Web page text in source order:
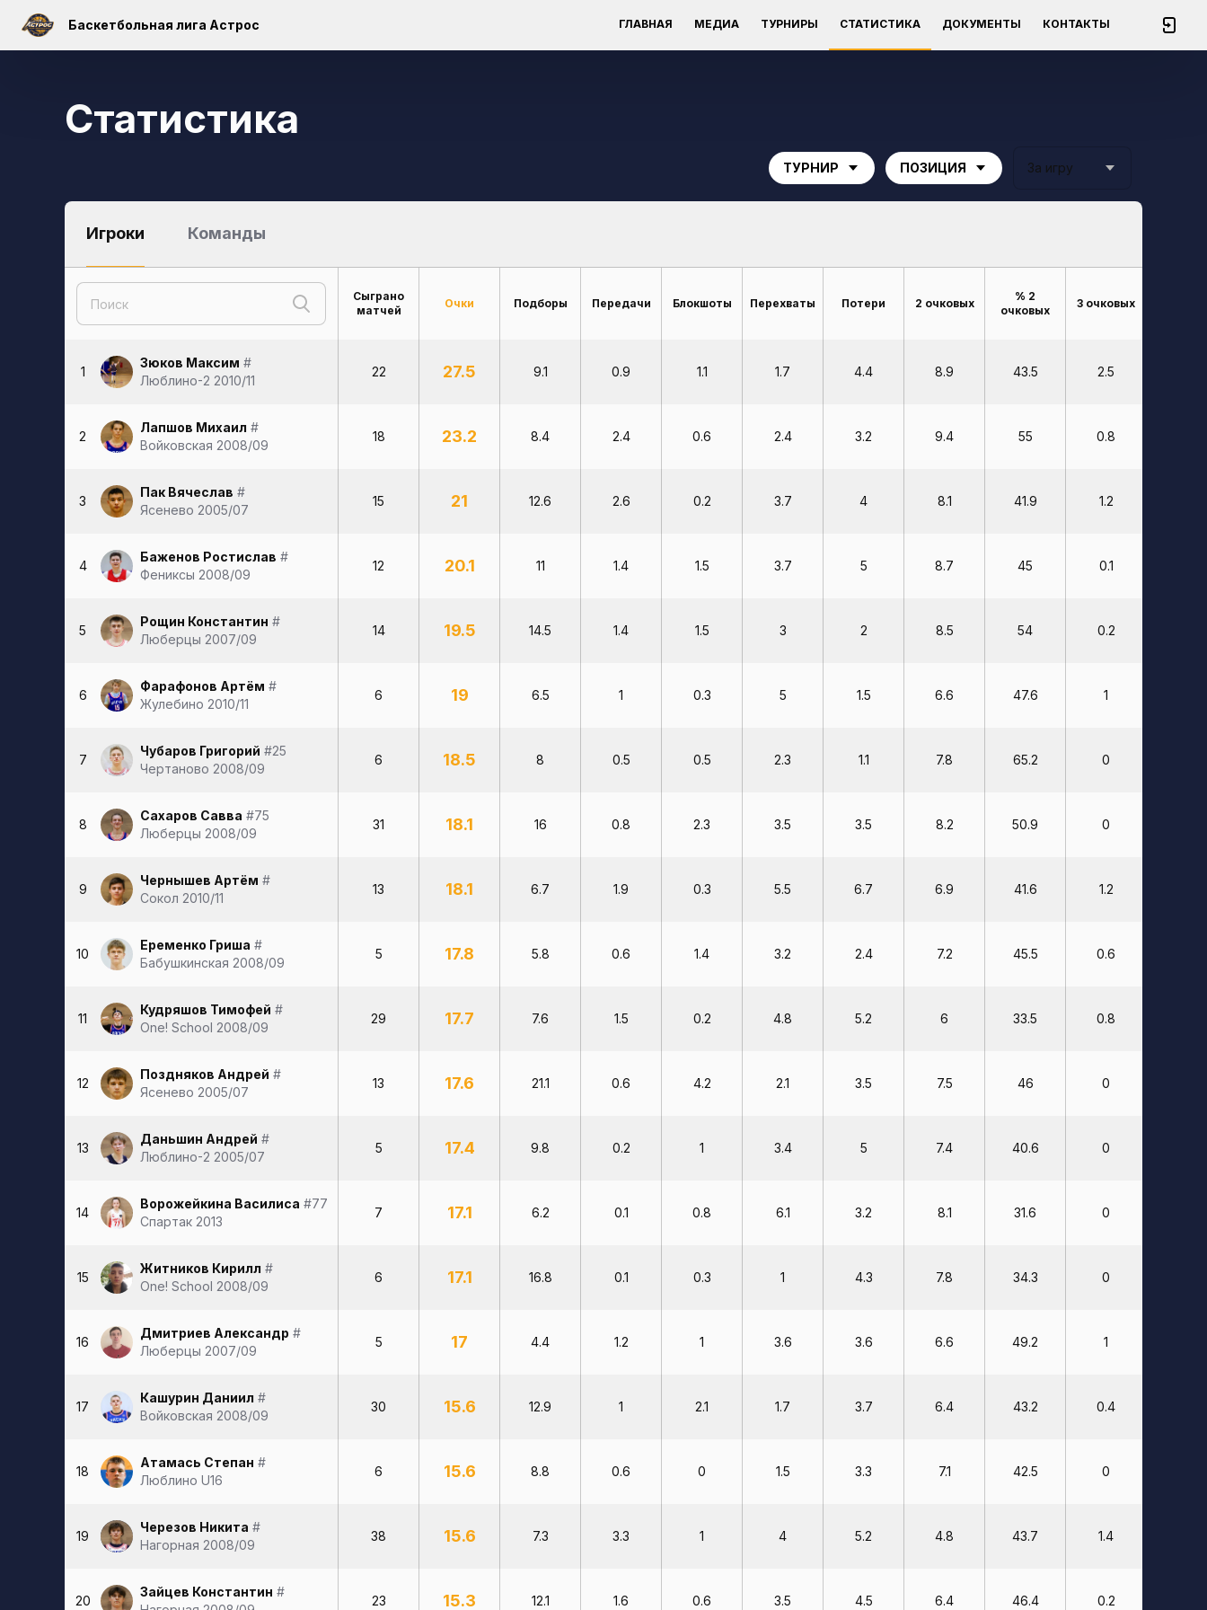
Баскетбольная лига Астрос ГЛАВНАЯ МЕДИА ТУРНИРЫ СТАТИСТИКА ДОКУМЕНТЫ КОНТАКТЫ
Статистика
Игроки Команды
ТУРНИР ПОЗИЦИЯ За игру
Сыграно
матчей
Очки Подборы Передачи Блокшоты Перехваты Потери 2 очковых
% 2
очковых
3 очковых
1
Зюков Максим #
Люблино-2 2010/11
22 27.5 9.1 0.9 1.1 1.7 4.4 8.9 43.5 2.5
2
Лапшов Михаил #
Войковская 2008/09
18 23.2 8.4 2.4 0.6 2.4 3.2 9.4 55 0.8
3
Пак Вячеслав #
Ясенево 2005/07
15 21 12.6 2.6 0.2 3.7 4 8.1 41.9 1.2
4
Баженов Ростислав #
Фениксы 2008/09
12 20.1 11 1.4 1.5 3.7 5 8.7 45 0.1
5
Рощин Константин #
Люберцы 2007/09
14 19.5 14.5 1.4 1.5 3 2 8.5 54 0.2
6
Фарафонов Артём #
Жулебино 2010/11
6 19 6.5 1 0.3 5 1.5 6.6 47.6 1
7
Чубаров Григорий #25
Чертаново 2008/09
6 18.5 8 0.5 0.5 2.3 1.1 7.8 65.2 0
8
Сахаров Савва #75
Люберцы 2008/09
31 18.1 16 0.8 2.3 3.5 3.5 8.2 50.9 0
9
Чернышев Артём #
Сокол 2010/11
13 18.1 6.7 1.9 0.3 5.5 6.7 6.9 41.6 1.2
10
Еременко Гриша #
Бабушкинская 2008/09
5 17.8 5.8 0.6 1.4 3.2 2.4 7.2 45.5 0.6
11
Кудряшов Тимофей #
One! School 2008/09
29 17.7 7.6 1.5 0.2 4.8 5.2 6 33.5 0.8
12
Поздняков Андрей #
Ясенево 2005/07
13 17.6 21.1 0.6 4.2 2.1 3.5 7.5 46 0
13
Даньшин Андрей #
Люблино-2 2005/07
5 17.4 9.8 0.2 1 3.4 5 7.4 40.6 0
14
Ворожейкина Василиса #77
Спартак 2013
7 17.1 6.2 0.1 0.8 6.1 3.2 8.1 31.6 0
15
Житников Кирилл #
One! School 2008/09
6 17.1 16.8 0.1 0.3 1 4.3 7.8 34.3 0
16
Дмитриев Александр #
Люберцы 2007/09
5 17 4.4 1.2 1 3.6 3.6 6.6 49.2 1
17
Кашурин Даниил #
Войковская 2008/09
30 15.6 12.9 1 2.1 1.7 3.7 6.4 43.2 0.4
18
Атамась Степан #
Люблино U16
6 15.6 8.8 0.6 0 1.5 3.3 7.1 42.5 0
19
Черезов Никита #
Нагорная 2008/09
38 15.6 7.3 3.3 1 4 5.2 4.8 43.7 1.4
20
Зайцев Константин #
23 15.3 12.1 1.6 0.6 3.5 4.5 6.4 46.4 0.2